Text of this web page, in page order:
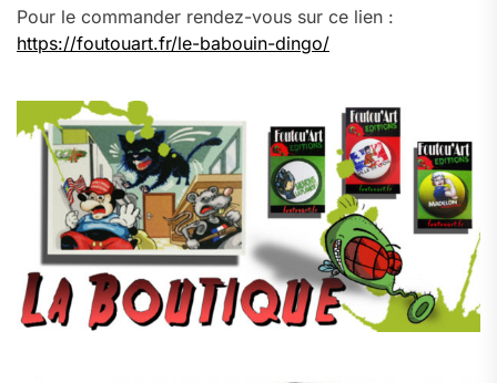
Pour le commander rendez-vous sur ce lien :
https://foutouart.fr/le-babouin-dingo/